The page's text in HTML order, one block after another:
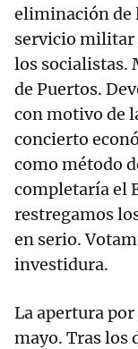
eliminación de
servicio militar
los socialistas.
de Puertos.
con motivo de
concierto
como método
completaría el
restregamos
en serio.
investidura.
La apertura por
mayo. Tras los